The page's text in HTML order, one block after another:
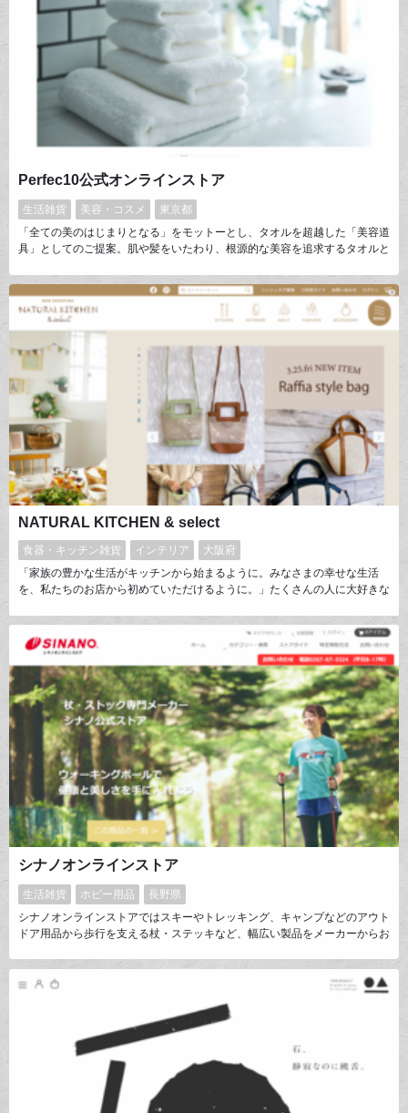
Perfec10公式オンラインストア
生活雑貨 美容・コスメ
東京都
「全ての美のはじまりとなる」をモットーとし、タオルを超越した「美容道
具」としてのご提案。肌や髪をいたわり、根源的な美容を追求するタオルと
吸水力。誰もが初めての感触でしょう。そんなPerfec10の公式オンライン
ストアです。
NATURAL KITCHEN & select
食器・キッチン雑貨 インテリア
大阪府
「家族の豊かな生活がキッチンから始まるように。みなさまの幸せな生活
を、私たちのお店から初めていただけるように。」たくさんの人に大好きな
す。”＆”には、「お客様と」「大好きな雑貨と」などナチュラルキッチンと
皆様を結ぶ意味が込められています。
シナノオンラインストア
生活雑貨 ホビー用品
長野県
シナノオンラインストアではスキーやトレッキング、キャンプなどのアウト
ドア用品から歩行を支える杖・ステッキなど、幅広い製品をメーカーからお
楽しみと健康を提供しつづけるメーカーとして、オンラインストアを通じて
お客様からいただく声を大切に、製品品質・サービス向上を目指していきま